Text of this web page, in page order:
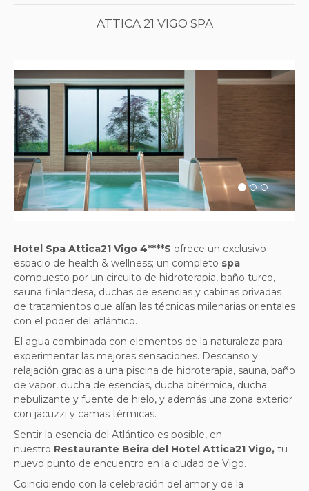
ATTICA 21 VIGO SPA
Previous
Hotel Spa Attica21 Vigo 4****S ofrece un exclusivo
espacio de health & wellness; un completo spa
compuesto por un circuito de hidroterapia, baño turco,
sauna finlandesa, duchas de esencias y cabinas privadas
de tratamientos que alían las técnicas milenarias orientales
con el poder del atlántico.
El agua combinada con elementos de la naturaleza para
experimentar las mejores sensaciones. Descanso y
relajación gracias a una piscina de hidroterapia, sauna, baño
de vapor, ducha de esencias, ducha bitérmica, ducha
nebulizante y fuente de hielo, y además una zona exterior
con jacuzzi y camas térmicas.
Sentir la esencia del Atlántico es posible, en
nuestro Restaurante Beira del Hotel Attica21 Vigo, tu
nuevo punto de encuentro en la ciudad de Vigo.
Coincidiendo con la celebración del amor y de la